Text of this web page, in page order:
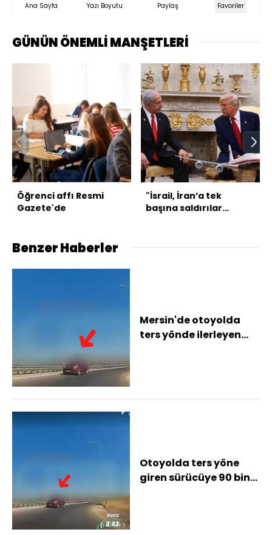
Ana Sayfa Yazı Boyutu Paylaş Favoriler
GÜNÜN ÖNEMLİ MANŞETLERİ
Öğrenci affı Resmi
Gazete'de
"İsrail, İran’a tek
başına saldırılar
Benzer Haberler
Mersin'de otoyolda
ters yönde ilerleyen
Otoyolda ters yöne
giren sürücüye 90 bin